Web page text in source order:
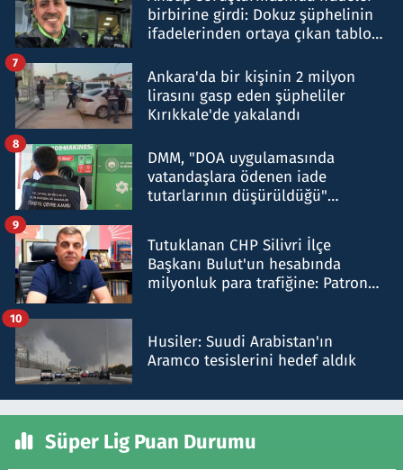
birbirine girdi: Dokuz şüphelinin
ifadelerinden ortaya çıkan tablo
Ankara'da bir kişinin 2 milyon
lirasını gasp eden şüpheliler
Kırıkkale'de yakalandı
7
DMM, "DOA uygulamasında
vatandaşlara ödenen iade
tutarlarının düşürüldüğü"
8
Tutuklanan CHP Silivri İlçe
Başkanı Bulut'un hesabında
milyonluk para trafiğine: Patron
9
Husiler: Suudi Arabistan'ın
Aramco tesislerini hedef aldık
10
Süper Lig Puan Durumu